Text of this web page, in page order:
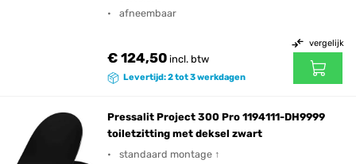
afneembaar
€ 124,50 incl. btw
Levertijd: 2 tot 3 werkdagen
vergelijk
Pressalit Project 300 Pro 1194111-DH9999
toiletzitting met deksel zwart
standaard montage ↑